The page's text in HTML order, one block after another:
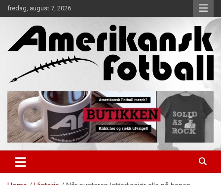
Skip
to
fredag, august 7, 2026
Amerikansk Fotball